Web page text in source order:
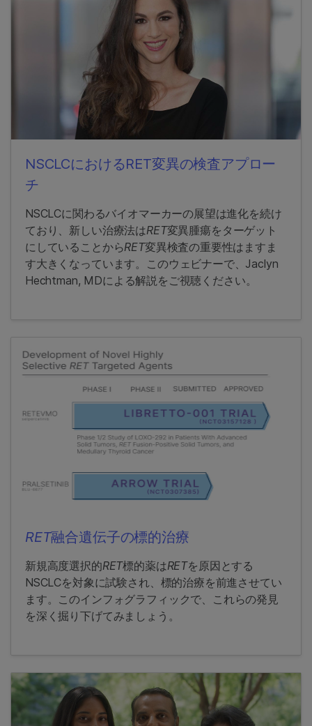
NSCLCにおけるRET変異の検査アプロー
チ
NSCLCに関わるバイオマーカーの展望は進化を続け
ており、新しい治療法はRET変異腫瘍をターゲット
にしていることからRET変異検査の重要性はますま
す大きくなっています。このウェビナーで、Jaclyn
Hechtman, MDによる解説をご視聴ください。
RET融合遺伝子の標的治療
新規高度選択的RET標的薬はRETを原因とする
NSCLCを対象に試験され、標的治療を前進させてい
ます。このインフォグラフィックで、これらの発見
を深く掘り下げてみましょう。